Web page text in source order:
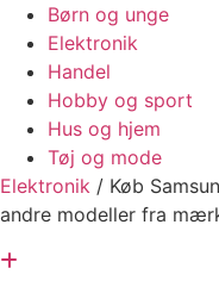
Børn og unge
Elektronik
Handel
Hobby og sport
Hus og hjem
Tøj og mode
Elektronik / Køb
andre modeller fra